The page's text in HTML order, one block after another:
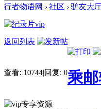
行者物语网 › 社区 › 驴友大
返回列表
查看: 10744|回复: 0乘